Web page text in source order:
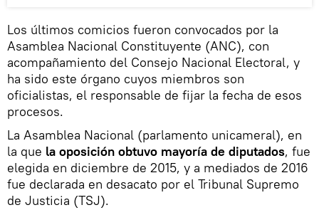
Los últimos comicios fueron convocados por la
Asamblea Nacional Constituyente (ANC), con
acompañamiento del Consejo Nacional Electoral, y
ha sido este órgano cuyos miembros son
oficialistas, el responsable de fijar la fecha de esos
procesos.
La Asamblea Nacional (parlamento unicameral), en
la que la oposición obtuvo mayoría de diputados, fue
elegida en diciembre de 2015, y a mediados de 2016
fue declarada en desacato por el Tribunal Supremo
de Justicia (TSJ).